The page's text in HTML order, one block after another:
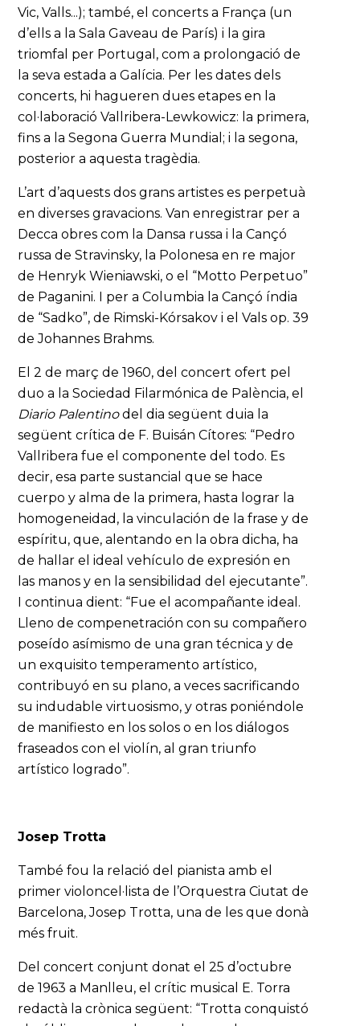
Vic, Valls...); també, el concerts a França (un
d’ells a la Sala Gaveau de París) i la gira
triomfal per Portugal, com a prolongació de
la seva estada a Galícia. Per les dates dels
concerts, hi hagueren dues etapes en la
col·laboració Vallribera-Lewkowicz: la primera,
fins a la Segona Guerra Mundial; i la segona,
posterior a aquesta tragèdia.
L’art d’aquests dos grans artistes es perpetuà
en diverses gravacions. Van enregistrar per a
Decca obres com la Dansa russa i la Cançó
russa de Stravinsky, la Polonesa en re major
de Henryk Wieniawski, o el “Motto Perpetuo”
de Paganini. I per a Columbia la Cançó índia
de “Sadko”, de Rimski-Kórsakov i el Vals op. 39
de Johannes Brahms.
El 2 de març de 1960, del concert ofert pel
duo a la Sociedad Filarmónica de Palència, el
Diario Palentinodel dia següent duia la
següent crítica de F. Buisán Cítores: “Pedro
Vallribera fue el componente del todo. Es
decir, esa parte sustancial que se hace
cuerpo y alma de la primera, hasta lograr la
homogeneidad, la vinculación de la frase y de
espíritu, que, alentando en la obra dicha, ha
de hallar el ideal vehículo de expresión en
las manos y en la sensibilidad del ejecutante”.
I continua dient: “Fue el acompañante ideal.
Lleno de compenetración con su compañero
poseído asímismo de una gran técnica y de
un exquisito temperamento artístico,
contribuyó en su plano, a veces sacrificando
su indudable virtuosismo, y otras poniéndole
de manifiesto en los solos o en los diálogos
fraseados con el violín, al gran triunfo
artístico logrado”.
Josep Trotta
També fou la relació del pianista amb el
primer violoncel·lista de l’Orquestra Ciutat de
Barcelona, Josep Trotta, una de les que donà
més fruit.
Del concert conjunt donat el 25 d’octubre
de 1963 a Manlleu, el crític musical E. Torra
redactà la crònica següent: “Trotta conquistó